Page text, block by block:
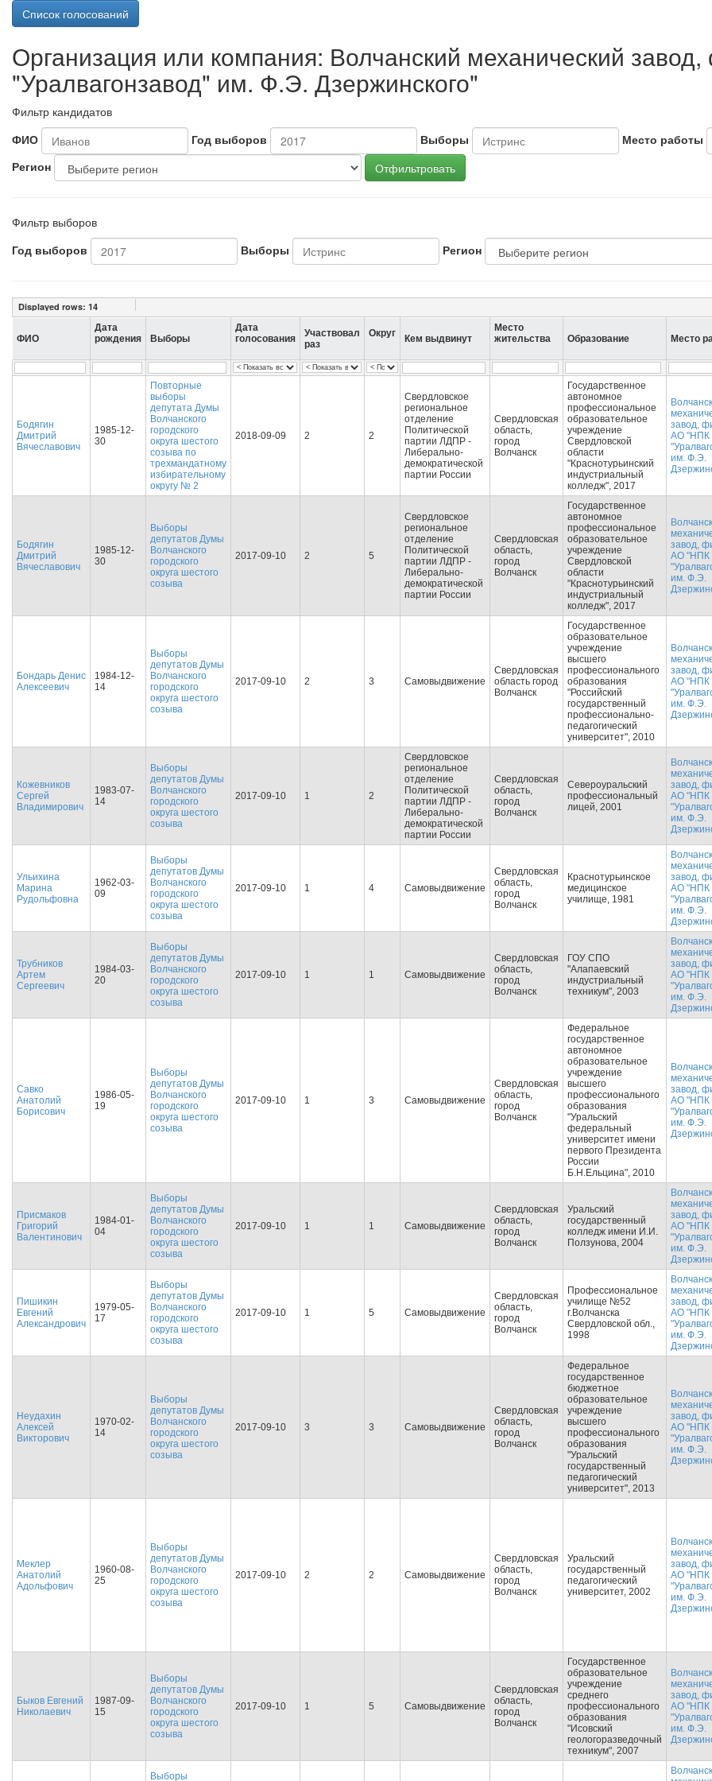
Список голосований
Организация или компания: Волчанский механический
"Уралвагонзавод" им. Ф.Э. Дзержинского"
Фильтр кандидатов
ФИО
Год выборов Выборы
Место работы
Регион
Отфильтровать
Фильтр выборов
Год выборов
Выборы Регион
Displayed rows: 14
ФИО
Дата
рождения
Выборы
Дата
голосования
Участвовал
раз
Округ Кем выдвинут
Место
жительства
Образование Место
Бодягин
Дмитрий
Вячеславович
1985-12-
30
Повторные
выборы
депутата Думы
Волчанского
городского
округа шестого
созыва по
трехмандатному
избирательному
округу № 2
2018-09-09 2 2
Свердловское
региональное
отделение
Политической
партии ЛДПР -
Либерально-
демократической
партии России
Свердловская
область,
город
Волчанск
Государственное
автономное
профессиональное
образовательное
учреждение
Свердловской
области
"Краснотурьинский
индустриальный
колледж", 2017
завод,
АО "НПК
им. Ф.Э.
Бодягин
Дмитрий
Вячеславович
1985-12-
30
Выборы
депутатов Думы
Волчанского
городского
округа шестого
созыва
2017-09-10 2 5
Свердловское
региональное
отделение
Политической
партии ЛДПР -
Либерально-
демократической
партии России
Свердловская
область,
город
Волчанск
Государственное
автономное
профессиональное
образовательное
учреждение
Свердловской
области
"Краснотурьинский
индустриальный
колледж", 2017
завод,
АО "НПК
им. Ф.Э.
Бондарь Денис
Алексеевич
1984-12-
14
Выборы
депутатов Думы
Волчанского
городского
округа шестого
созыва
2017-09-10 2 3 Самовыдвижение
Свердловская
область город
Волчанск
Государственное
образовательное
учреждение
высшего
профессионального
образования
"Российский
государственный
профессионально-
педагогический
университет", 2010
завод,
АО "НПК
им. Ф.Э.
Кожевников
Сергей
Владимирович
1983-07-
14
Выборы
депутатов Думы
Волчанского
городского
округа шестого
созыва
2017-09-10 1 2
Свердловское
региональное
отделение
Политической
партии ЛДПР -
Либерально-
демократической
партии России
Свердловская
область,
город
Волчанск
Североуральский
профессиональный
лицей, 2001
завод,
АО "НПК
им. Ф.Э.
Ульихина
Марина
Рудольфовна
1962-03-
09
Выборы
депутатов Думы
Волчанского
городского
округа шестого
созыва
2017-09-10 1 4 Самовыдвижение
Свердловская
область,
город
Волчанск
Краснотурьинское
медицинское
училище, 1981
завод,
АО "НПК
им. Ф.Э.
Трубников
Артем
Сергеевич
1984-03-
20
Выборы
депутатов Думы
Волчанского
городского
округа шестого
созыва
2017-09-10 1 1 Самовыдвижение
Свердловская
область,
город
Волчанск
ГОУ СПО
"Алапаевский
индустриальный
техникум", 2003
завод,
АО "НПК
им. Ф.Э.
Савко
Анатолий
Борисович
1986-05-
19
Выборы
депутатов Думы
Волчанского
городского
округа шестого
созыва
2017-09-10 1 3 Самовыдвижение
Свердловская
область,
город
Волчанск
Федеральное
государственное
автономное
образовательное
учреждение
высшего
профессионального
образования
"Уральский
федеральный
университет имени
первого Президента
России
Б.Н.Ельцина", 2010
завод,
АО "НПК
им. Ф.Э.
Присмаков
Григорий
Валентинович
1984-01-
04
Выборы
депутатов Думы
Волчанского
городского
округа шестого
созыва
2017-09-10 1 1 Самовыдвижение
Свердловская
область,
город
Волчанск
Уральский
государственный
колледж имени И.И.
Ползунова, 2004
завод,
АО "НПК
им. Ф.Э.
Пишикин
Евгений
Александрович
1979-05-
17
Выборы
депутатов Думы
Волчанского
городского
округа шестого
созыва
2017-09-10 1 5 Самовыдвижение
Свердловская
область,
город
Волчанск
Профессиональное
училище №52
г.Волчанска
Свердловской обл.,
1998
завод,
АО "НПК
им. Ф.Э.
Неудахин
Алексей
Викторович
1970-02-
14
Выборы
депутатов Думы
Волчанского
городского
округа шестого
созыва
2017-09-10 3 3 Самовыдвижение
Свердловская
область,
город
Волчанск
Федеральное
государственное
бюджетное
образовательное
учреждение
высшего
профессионального
образования
"Уральский
государственный
педагогический
университет", 2013
завод,
АО "НПК
им. Ф.Э.
Меклер
Анатолий
Адольфович
1960-08-
25
Выборы
депутатов Думы
Волчанского
городского
округа шестого
созыва
2017-09-10 2 2 Самовыдвижение
Свердловская
область,
город
Волчанск
Уральский
государственный
педагогический
университет, 2002
завод,
АО "НПК
им. Ф.Э.
Быков Евгений
Николаевич
1987-09-
15
Выборы
депутатов Думы
Волчанского
городского
округа шестого
созыва
2017-09-10 1 5 Самовыдвижение
Свердловская
область,
город
Волчанск
Государственное
образовательное
учреждение
среднего
профессионального
образования
"Исовский
геологоразведочный
техникум", 2007
завод,
АО "НПК
им. Ф.Э.
Выборы